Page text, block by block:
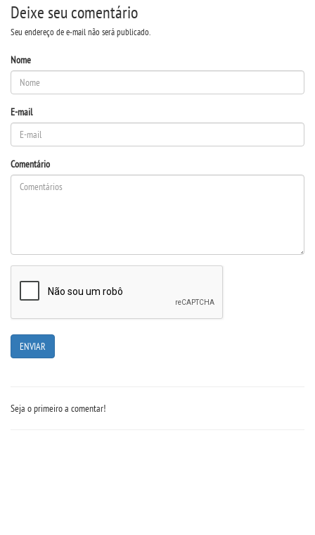
TRABALHE CONOSCO
OUVIDORIA
Deixe seu comentário
Seu endereço de e-mail não será publicado.
Nome
E-mail
Comentário
Seja o primeiro a comentar!